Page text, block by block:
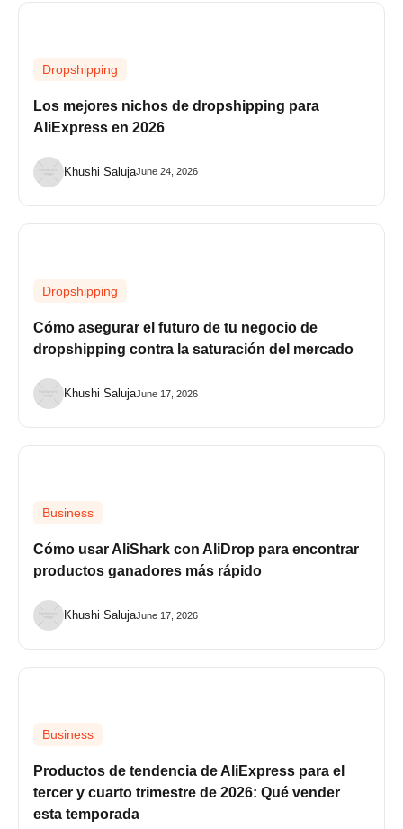
Dropshipping
Los mejores nichos de dropshipping para
AliExpress en 2026
Khushi SalujaJune 24, 2026
Dropshipping
Cómo asegurar el futuro de tu negocio de
dropshipping contra la saturación del mercado
Khushi SalujaJune 17, 2026
Business
Cómo usar AliShark con AliDrop para encontrar
productos ganadores más rápido
Khushi SalujaJune 17, 2026
Business
Productos de tendencia de AliExpress para el
tercer y cuarto trimestre de 2026: Qué vender
esta temporada